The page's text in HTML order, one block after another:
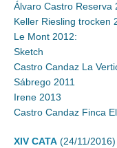
Álvaro Castro Reserva
Keller Riesling trocken
Le Mont 2012:
Sketch
Castro Candaz La
Sábrego 2011
Irene 2013
Castro Candaz Finca
XIV CATA (24/11/